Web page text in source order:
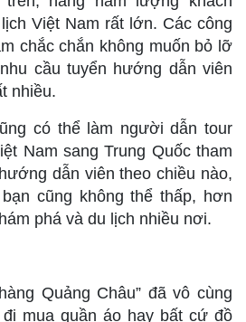
Việt Nam rất lớn. Các công
chắc chắn không muốn bỏ lỡ
cầu tuyển hướng dẫn viên
nhiều.
có thể làm người dẫn tour
Nam sang Trung Quốc tham
dẫn viên theo chiều nào,
cũng không thể thấp, hơn
phá và du lịch nhiều nơi.
Quảng Châu” đã vô cùng
mua quần áo hay bất cứ đồ